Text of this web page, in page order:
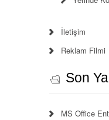
İletişim
Reklam Filmi
Son
MS Office